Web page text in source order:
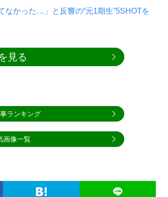
なかった…」と反響の“元1期生”5SHOTを
見る
ランキング
画像一覧